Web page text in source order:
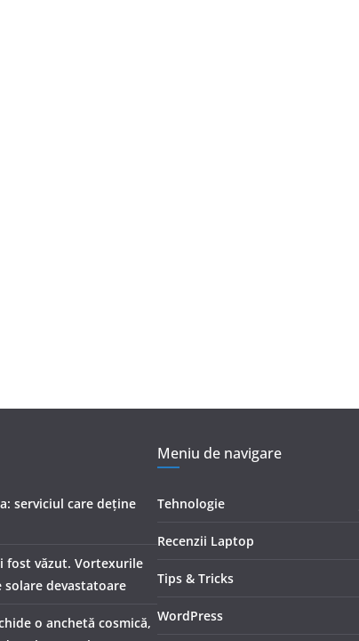
serviciul care deține
fost văzut. Vortexurile
devastatoare
o anchetă cosmică,
Meniu de navigare
Tehnologie
Recenzii Laptop
Tips & Tricks
WordPress